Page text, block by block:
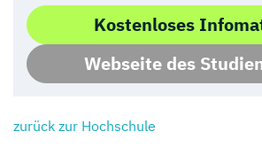
Kostenloses
Webseite des
zurück zur Hochschule